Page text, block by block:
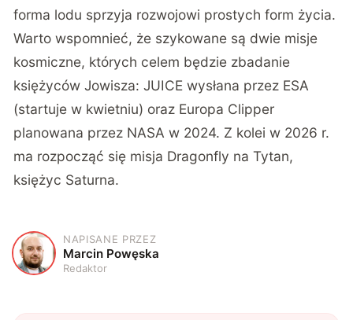
forma lodu sprzyja rozwojowi prostych form życia.
Warto wspomnieć, że szykowane są dwie misje
kosmiczne, których celem będzie zbadanie
księżyców Jowisza: JUICE wysłana przez ESA
(startuje w kwietniu) oraz Europa Clipper
planowana przez NASA w 2024. Z kolei w 2026 r.
ma rozpocząć się misja Dragonfly na Tytan,
księżyc Saturna.
M
NAPISANE PRZEZ
Marcin Powęska
Redaktor